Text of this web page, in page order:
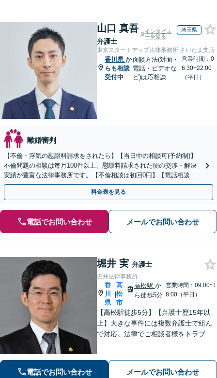
山口 真吾
弁護士
インタビュ
ーを見る
埼玉県
東京スタートアップ法律事務所 さいたま支店
香川県 か
らも相談
受付中
面談方法(対面・
電話・ビデオな
ど)は応相談
営業時間：0
6:30~22:00
（平日）
離婚審判
【不倫・浮気の慰謝料請求をされたら】【当日中の相談可(予約制)】
不倫問題の相談は毎月100件以上、慰謝料請求された側の交渉・解決
実績が豊富な法律事務所です。【不倫相談は初回0円】【電話相談で
ご契約まで対応可/来所不要】
料金表を見る
電話でお問い合わせ メールでお問い合わせ
堀井 実 弁護士
堀井法律事務所
香
川
県
|
高
松
市
高松駅 か
ら徒歩5分
営業時間：09:00~1
8:00（平日）
【高松駅徒歩5分】【弁護士歴15年以
上】大きな事件には複数弁護士で組ん
で対応。法律でご相談者様をトラブル
人として、誠心誠意ご対応します。お
電話でお問い合わせ メールでお問い合わせ